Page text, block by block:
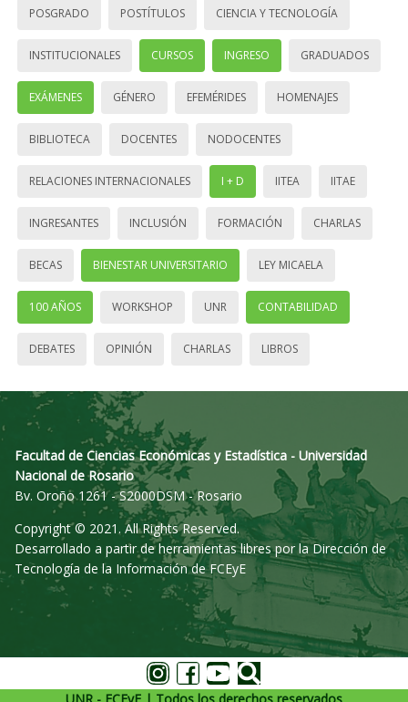
POSGRADO POSTÍTULOS CIENCIA Y TECNOLOGÍA
INSTITUCIONALES CURSOS INGRESO GRADUADOS
EXÁMENES GÉNERO EFEMÉRIDES HOMENAJES
BIBLIOTECA DOCENTES NODOCENTES
RELACIONES INTERNACIONALES I + D IITEA IITAE
INGRESANTES INCLUSIÓN FORMACIÓN CHARLAS
BECAS BIENESTAR UNIVERSITARIO LEY MICAELA
100 AÑOS WORKSHOP UNR CONTABILIDAD
DEBATES OPINIÓN CHARLAS LIBROS
Facultad de Ciencias Económicas y Estadística - Universidad
Nacional de Rosario
Bv. Oroño 1261 - S2000DSM - Rosario
Copyright © 2021. All Rights Reserved.
Desarrollado a partir de herramientas libres por la Dirección de
Tecnología de la Información de FCEyE